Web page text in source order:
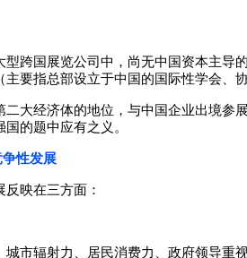
跨国展览公司中，尚无中国资本主导
要指总部设立于中国的国际性学会、
大经济体的地位，与中国企业出境参
的题中应有之义。
性发展
映在三方面：
城市辐射力、居民消费力、政府领导